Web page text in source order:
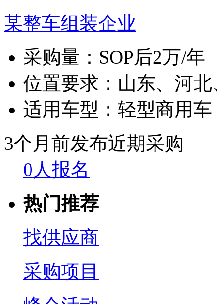
某整车组装企业
采购量： SOP后2万/年
位置要求： 山东、河
适用车型： 轻型商用
3个月前发布近期采购
0人报名
热门推荐
找供应商
采购项目